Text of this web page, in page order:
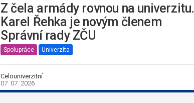
Z čela armády rovnou na univerzitu.
Karel Řehka je novým členem
Správní rady ZČU
Spolupráce Univerzita
Celouniverzitní
07. 07. 2026